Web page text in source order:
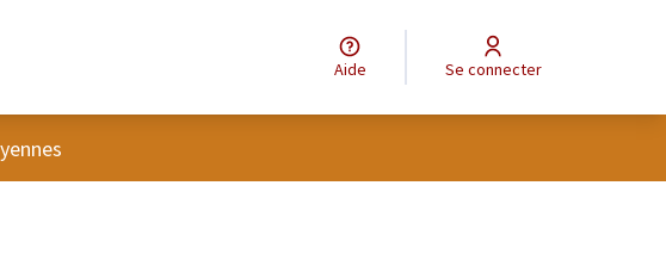
Aide Se connecter